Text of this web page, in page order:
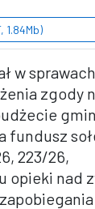
1.84Mb)
w
zgody
fundusz
223/26,
opieki nad